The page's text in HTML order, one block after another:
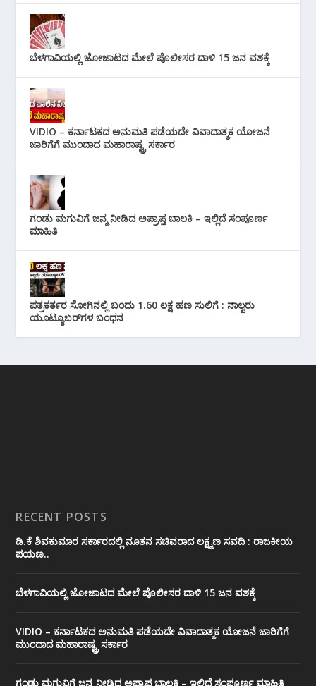
ಬೆಳಗಾವಿಯಲ್ಲಿ ಜೋಜಾಟದ ಮೇಲೆ ಪೊಲೀಸರ ದಾಳಿ 15 ಜನ ವಶಕ್ಕೆ
VIDIO – ಕರ್ನಾಟಕದ ಅನುಮತಿ ಪಡೆಯದೇ ವಿವಾದಾತ್ಮಕ ಯೋಜನೆ
ಜಾರಿಗೆಗೆ ಮುಂದಾದ ಮಹಾರಾಷ್ಟ್ರ ಸರ್ಕಾರ
ಗಂಡು ಮಗುವಿಗೆ ಜನ್ಮ ನೀಡಿದ ಅಪ್ರಾಪ್ತ ಬಾಲಕಿ – ಇಲ್ಲಿದೆ ಸಂಪೂರ್ಣ
ಮಾಹಿತಿ
ಪತ್ರಕರ್ತರ ಸೋಗಿನಲ್ಲಿ ಬಂದು 1.60 ಲಕ್ಷ ಹಣ ಸುಲಿಗೆ : ನಾಲ್ವರು
ಯೂಟ್ಯೂಬರ್‌ಗಳ ಬಂಧನ
RECENT POSTS
ಡಿ.ಕೆ ಶಿವಕುಮಾರ ಸರ್ಕಾರದಲ್ಲಿ ನೂತನ ಸಚಿವರಾದ ಲಕ್ಷ್ಮಣ ಸವದಿ : ರಾಜಕೀಯ
ಪಯಣ..
ಬೆಳಗಾವಿಯಲ್ಲಿ ಜೋಜಾಟದ ಮೇಲೆ ಪೊಲೀಸರ ದಾಳಿ 15 ಜನ ವಶಕ್ಕೆ
VIDIO – ಕರ್ನಾಟಕದ ಅನುಮತಿ ಪಡೆಯದೇ ವಿವಾದಾತ್ಮಕ ಯೋಜನೆ ಜಾರಿಗೆಗೆ
ಮುಂದಾದ ಮಹಾರಾಷ್ಟ್ರ ಸರ್ಕಾರ
ಗಂಡು ಮಗುವಿಗೆ ಜನ್ಮ ನೀಡಿದ ಅಪ್ರಾಪ್ತ ಬಾಲಕಿ – ಇಲ್ಲಿದೆ ಸಂಪೂರ್ಣ ಮಾಹಿತಿ